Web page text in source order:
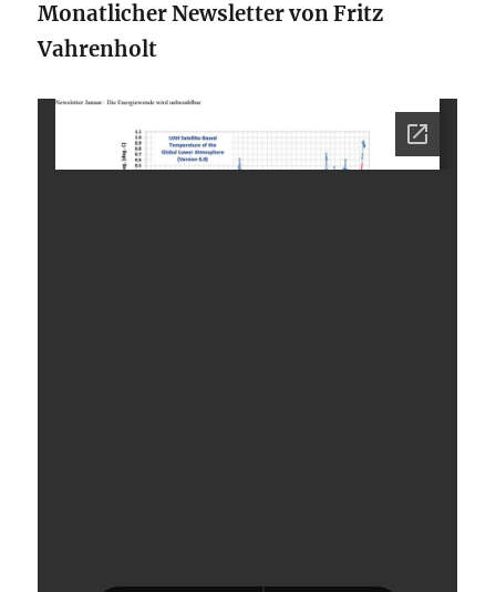
Monatlicher Newsletter von Fritz
Vahrenholt